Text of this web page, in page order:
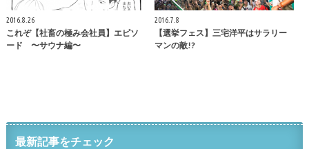
2016.8.26
これぞ【社畜の極み会社員】エピソ
ード 〜サウナ編〜
2016.7.8
【選挙フェス】三宅洋平はサラリー
マンの敵!?
最新記事をチェック